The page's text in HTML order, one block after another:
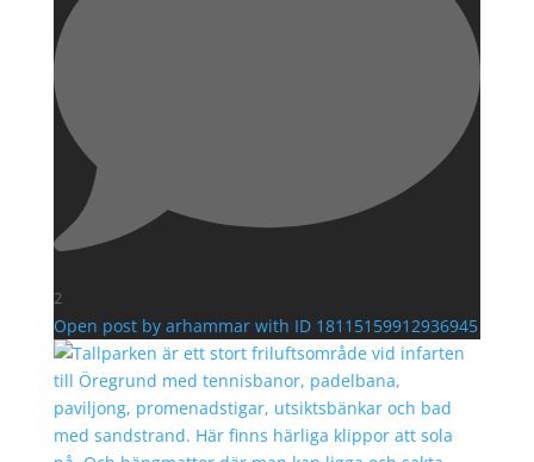
2
Open post by arhammar with ID 18115159912936945